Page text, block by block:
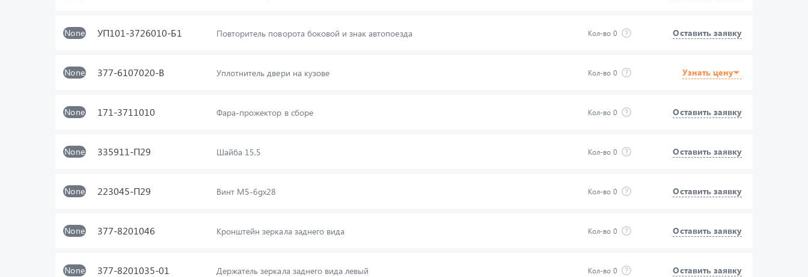
None УП101-3726010-Б1 Повторитель поворота боковой и знак автопоезда Кол-во 0 Оставить заявку
None 377-6107020-В Уплотнитель двери на кузове Кол-во 0 Узнать цену
None 171-3711010 Фара-прожектор в сборе Кол-во 0 Оставить заявку
None 335911-П29 Шайба 15,5 Кол-во 0 Оставить заявку
None 223045-П29 Винт М5-6gх28 Кол-во 0 Оставить заявку
None 377-8201046 Кронштейн зеркала заднего вида Кол-во 0 Оставить заявку
None 377-8201035-01 Держатель зеркала заднего вида левый Кол-во 0 Оставить заявку